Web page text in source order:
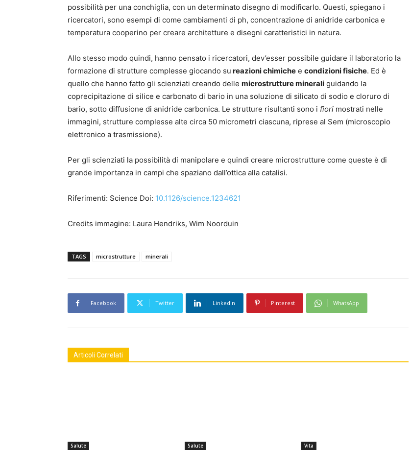
possibilità per una conchiglia, con un determinato disegno di modificarlo. Questi, spiegano i
ricercatori, sono esempi di come cambiamenti di ph, concentrazione di anidride carbonica e
temperatura cooperino per creare architetture e disegni caratteristici in natura.
Allo stesso modo quindi, hanno pensato i ricercatori, dev’esser possibile guidare il laboratorio la
formazione di strutture complesse giocando su reazioni chimiche e condizioni fisiche. Ed è
quello che hanno fatto gli scienziati creando delle microstrutture minerali guidando la
coprecipitazione di silice e carbonato di bario in una soluzione di silicato di sodio e cloruro di
bario, sotto diffusione di anidride carbonica. Le strutture risultanti sono i fiori mostrati nelle
immagini, strutture complesse alte circa 50 micrometri ciascuna, riprese al Sem (microscopio
elettronico a trasmissione).
Per gli scienziati la possibilità di manipolare e quindi creare microstrutture come queste è di
grande importanza in campi che spaziano dall’ottica alla catalisi.
Riferimenti: Science Doi: 10.1126/science.1234621
Credits immagine: Laura Hendriks, Wim Noorduin
TAGS microstrutture minerali
Facebook Twitter Linkedin Pinterest WhatsApp
Articoli Correlati
Salute Salute Vita